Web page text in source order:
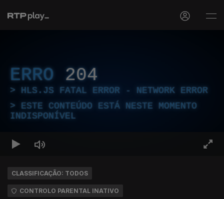
ERRO 204
HLS.JS FATAL ERROR - NETWORK ERROR
ESTE CONTEÚDO ESTÁ NESTE MOMENTO
INDISPONÍVEL
CLASSIFICAÇÃO: TODOS
CONTROLO PARENTAL INATIVO